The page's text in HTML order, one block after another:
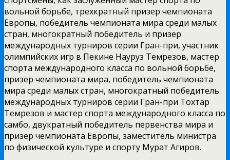
вольной борьбе, трехкратный призер чемпионата
Европы, победитель чемпионата мира среди малых
стран, многократный победитель и призер
международных турниров серии Гран­-при, участник
олимпийских игр в Пекине Науруз Темрезов, мастер
спорта международного класса по вольной борьбе,
призер чемпионата мира, победитель чемпионата
мира среди малых стран, многократный победитель
международных турниров серии Гран-­при Тохтар
Темрезов и мастер спорта международного класса по
самбо, двукратный победитель первенства мира и
призер чемпионата Европы, заместитель министра
по физической культуре и спорту Мурат Агиров.